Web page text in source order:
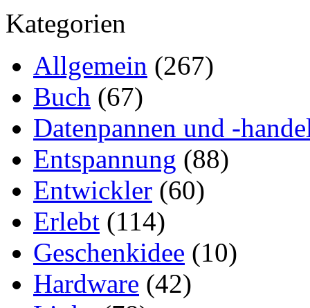
Kategorien
Allgemein (267)
Buch (67)
Datenpannen und -
Entspannung (88)
Entwickler (60)
Erlebt (114)
Geschenkidee (10)
Hardware (42)